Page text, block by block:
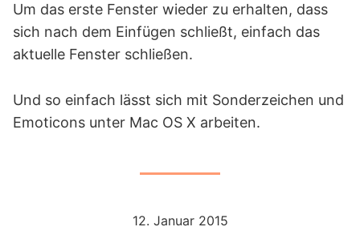
Um das erste Fenster wieder zu erhalten, dass
sich nach dem Einfügen schließt, einfach das
aktuelle Fenster schließen.
Und so einfach lässt sich mit Sonderzeichen und
Emoticons unter Mac OS X arbeiten.
12. Januar 2015